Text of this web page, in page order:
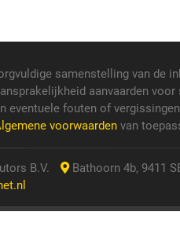
samenstelling van de
aanvaarden
eventuele fouten of
voorwaarden van
B.V.
Bathoorn 4b, 9411